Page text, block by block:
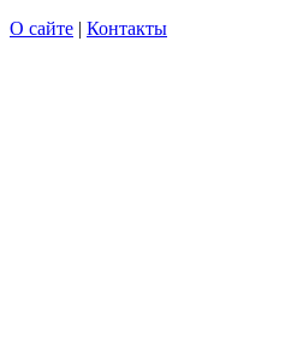
О сайте | Контакты